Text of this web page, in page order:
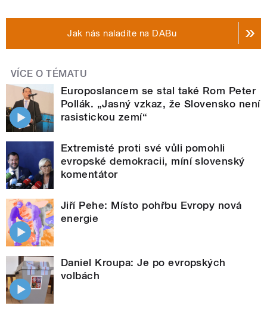
Jak nás naladíte na DABu
VÍCE O TÉMATU
Europoslancem se stal také Rom Peter
Pollák. „Jasný vzkaz, že Slovensko není
rasistickou zemí“
Extremisté proti své vůli pomohli
evropské demokracii, míní slovenský
komentátor
Jiří Pehe: Místo pohřbu Evropy nová
energie
Daniel Kroupa: Je po evropských
volbách